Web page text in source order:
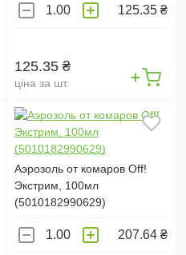
125.35 ₴
125.35 ₴
ціна за шт.
Аэрозоль от комаров Off!
Экстрим, 100мл
(5010182990629)
207.64 ₴